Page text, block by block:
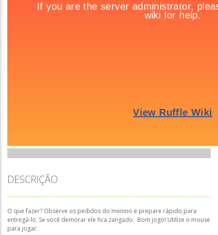
DESCRIÇÃO
O que fazer? Observe os pedidos do menino e prepare rápido para
entregá-lo. Se você demorar ele fica zangado. Bom jogo! Utilize o mouse
para jogar.